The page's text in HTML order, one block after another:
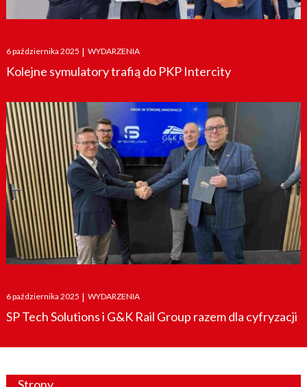
Posted
on
6 października 2025 | WYDARZENIA
Kolejne symulatory trafią do PKP Intercity
Posted
on
6 października 2025 | WYDARZENIA
SP Tech Solutions i G&K Rail Group razem dla cyfryzacji